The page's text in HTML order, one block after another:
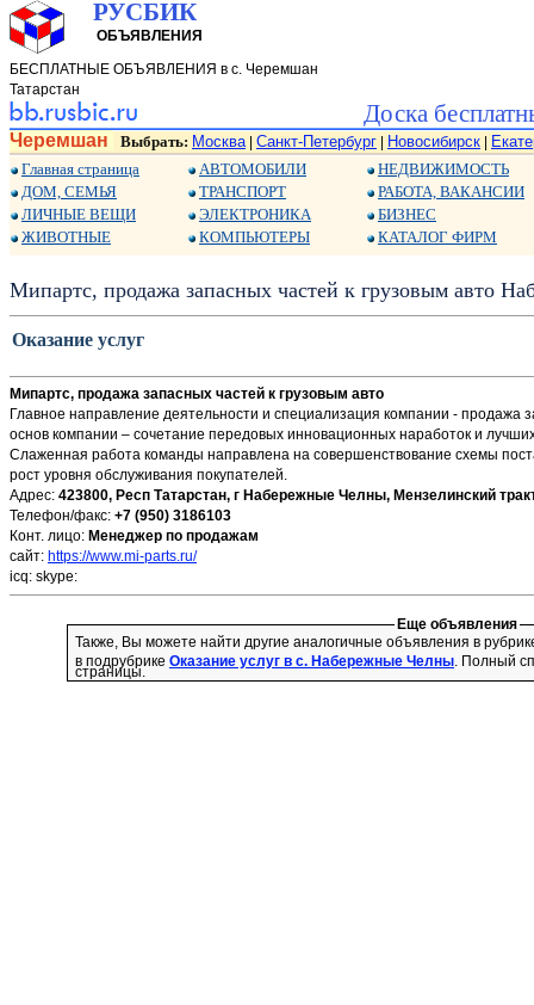
РУСБИК
ОБЪЯВЛЕНИЯ
БЕСПЛАТНЫЕ ОБЪЯВЛЕНИЯ в с. Черемшан
Татарстан
Доска
Черемшан Выбрать: Москва| Санкт-Петербург Новосибирск
Главная страница
ДОМ, СЕМЬЯ
ЛИЧНЫЕ ВЕЩИ
ЖИВОТНЫЕ
АВТОМОБИЛИ
ТРАНСПОРТ
ЭЛЕКТРОНИКА
КОМПЬЮТЕРЫ
НЕДВИЖИМОСТЬ
РАБОТА, ВАКАНСИИ
БИЗНЕС
КАТАЛОГ ФИРМ
Мипартс, продажа запасных частей к грузовым авто
Оказание услуг
Мипартс, продажа запасных частей к грузовым авто
Главное направление деятельности и специализация компании - продажа
основ компании – сочетание передовых инновационных наработок и
Слаженная работа команды направлена на совершенствование схемы
рост уровня обслуживания покупателей.
Адрес: 423800, Респ Татарстан, г Набережные Челны, Мензелинский
Телефон/факс: +7 (950) 3186103
Конт. лицо: Менеджер по продажам
сайт: https://www.mi-parts.ru/
icq: skype:
Еще объявления
Также, Вы можете найти другие аналогичные объявления в
в подрубрике Оказание услуг в с. Набережные Челны. Полный
страницы.